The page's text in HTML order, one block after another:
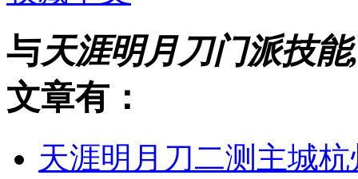
与天涯明月刀门派技
文章有：
天涯明月刀二测主城